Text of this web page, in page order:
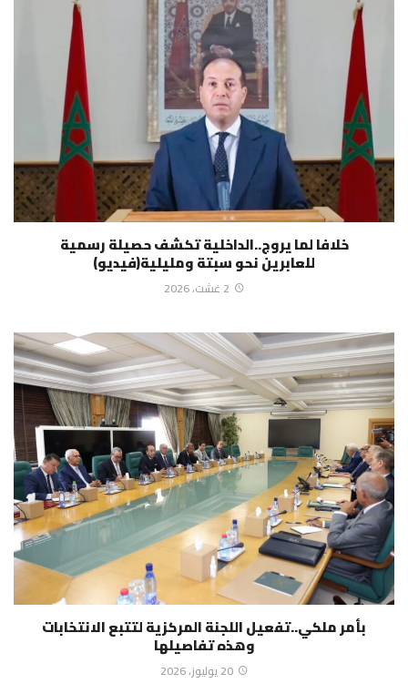
خلافا لما يروج..الداخلية تكشف حصيلة رسمية
للعابرين نحو سبتة ومليلية(فيديو)
2 غشت، 2026
بأمر ملكي..تفعيل اللجنة المركزية لتتبع الانتخابات
وهذه تفاصيلها
20 يوليوز، 2026